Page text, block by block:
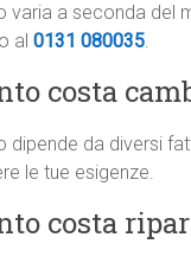
varia a seconda del
al 0131 080035.
costa
dipende da diversi
le tue esigenze.
costa